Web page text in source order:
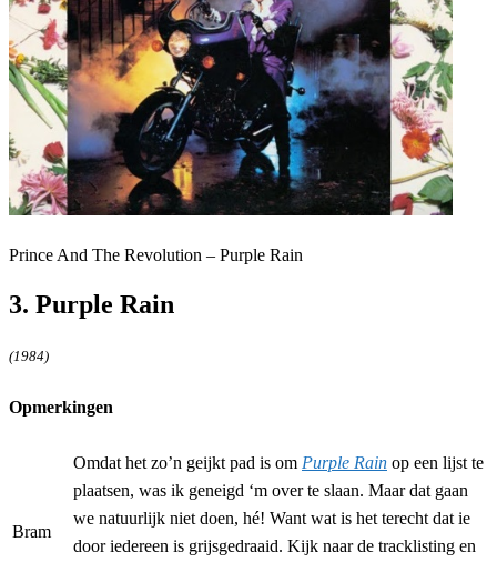
Prince And The Revolution – Purple Rain
3. Purple Rain
(1984)
Opmerkingen
Bram
Omdat het zo’n geijkt pad is om Purple Rain op een lijst te
plaatsen, was ik geneigd ‘m over te slaan. Maar dat gaan
we natuurlijk niet doen, hé! Want wat is het terecht dat ie
door iedereen is grijsgedraaid. Kijk naar de tracklisting en